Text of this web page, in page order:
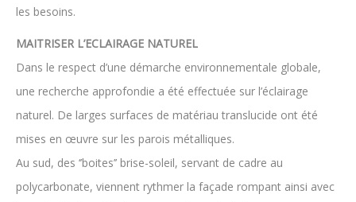
les besoins.
MAITRISER L’ECLAIRAGE NATUREL
Dans le respect d’une démarche environnementale globale,
une recherche approfondie a été effectuée sur l’éclairage
naturel. De larges surfaces de matériau translucide ont été
mises en œuvre sur les parois métalliques.
Au sud, des ‘’boites’’ brise-soleil, servant de cadre au
polycarbonate, viennent rythmer la façade rompant ainsi avec